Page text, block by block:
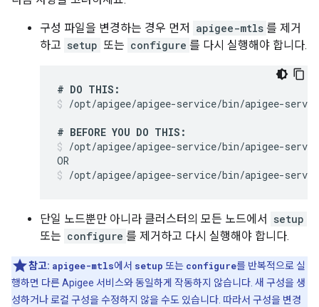
구성 파일을 변경하는 경우 먼저 apigee-mtls 를 제거
하고 setup 또는 configure 를 다시 실행해야 합니다.
# DO THIS:
/opt/apigee/apigee-service/bin/apigee-
# BEFORE YOU DO THIS:
/opt/apigee/apigee-service/bin/apigee-
/opt/apigee/apigee-service/bin/apigee-
단일 노드뿐만 아니라 클러스터의 모든 노드에서
setup
또는 configure 를 제거하고 다시 실행해야 합니다.
참고: apigee-mtls에서 setup 또는 configure를 반복적으로 실
행하면 다른 Apigee 서비스와 동일하게 작동하지 않습니다. 새 구성을 생
성하거나 로컬 구성을 수정하지 않을 수도 있습니다. 따라서 구성을 변경